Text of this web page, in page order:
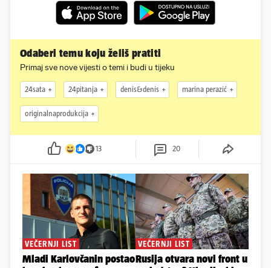
Odaberi temu koju želiš pratiti
Primaj sve nove vijesti o temi i budi u tijeku
24sata 24pitanja denis&denis marina perazić
originalnaprodukcija
13 20